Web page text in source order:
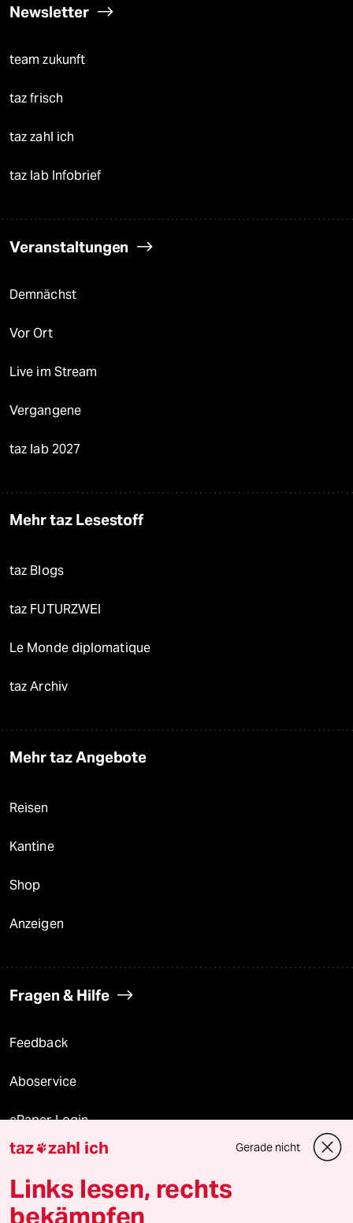
Newsletter
team zukunft
taz frisch
taz zahl ich
taz lab Infobrief
Veranstaltungen
Demnächst
Vor Ort
Live im Stream
Vergangene
taz lab 2027
Mehr taz Lesestoff
taz Blogs
taz FUTURZWEI
Le Monde diplomatique
taz Archiv
Mehr taz Angebote
Reisen
Kantine
Shop
Anzeigen
Fragen & Hilfe
Feedback
Aboservice
ePaper Login
Downloads für Abonnierende
taz zahl ich Gerade nicht
Links lesen, rechts
bekämpfen